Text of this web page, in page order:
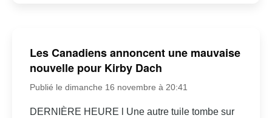
Les Canadiens annoncent une mauvaise
nouvelle pour Kirby Dach
Publié le dimanche 16 novembre à 20:41
DERNIÈRE HEURE l Une autre tuile tombe sur